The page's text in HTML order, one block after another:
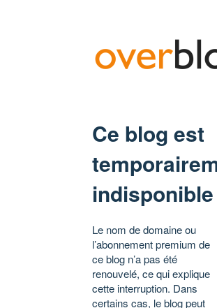
Ce blog est
indisponible
Le nom de domaine ou
l’abonnement premium de
ce blog n’a pas été
renouvelé, ce qui explique
cette interruption. Dans
certains cas, le blog peut